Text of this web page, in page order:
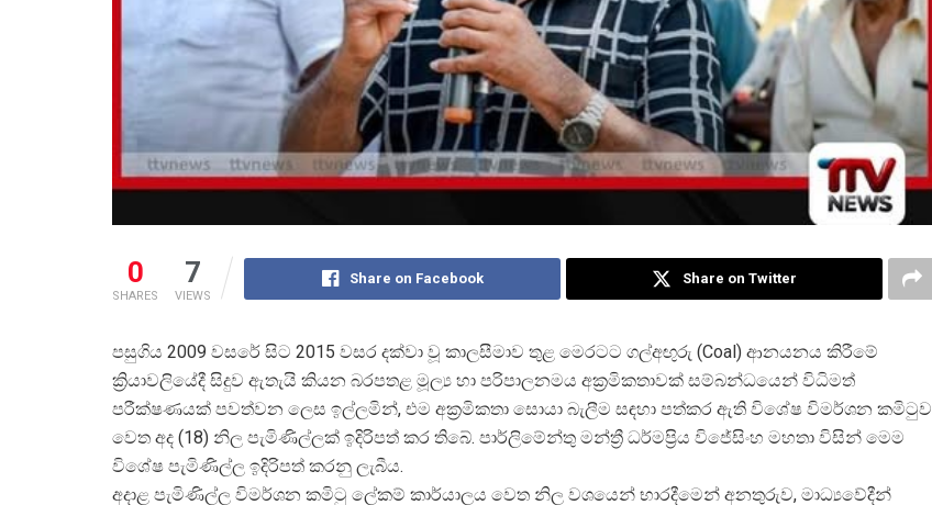
0
SHARES
7
VIEWS
Share on Facebook Share on Twitter
පසුගිය 2009 වසරේ සිට 2015 වසර දක්වා වූ කාලසීමාව තුළ මෙරටට ගල්අඟුරු (Coal) ආනයනය කිරීමේ
ක්රියාවලියේදී සිදුව ඇතැයි කියන බරපතළ මූල් ය හා පරිපාලනමය අක්රමිකතාවක් සම්බන්ධයෙන් විධිමත්
පරීක්ෂණයක් පවත්වන ලෙස ඉල්ලමින්, එම අක්රමිකතා සොයා බැලීම සඳහා පත්කර ඇති විශේෂ විමර්ශන කමිටුව
වෙත අද (18) නිල පැමිණිල්ලක් ඉදිරිපත් කර තිබේ. පාර්ලිමේන්තු මන්ත් රී ධර්මප්රිය විජේසිංහ මහතා විසින් මෙම
විශේෂ පැමිණිල්ල ඉදිරිපත් කරනු ලැබීය.
අදාළ පැමිණිල්ල විමර්ශන කමිටු ලේකම් කාර්යාලය වෙත නිල වශයෙන් භාරදීමෙන් අනතුරුව, මාධ්යවේදීන්